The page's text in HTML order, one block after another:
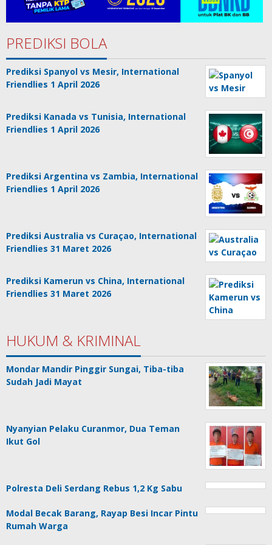
PREDIKSI BOLA
Prediksi Spanyol vs Mesir, International
Friendlies 1 April 2026
Prediksi Kanada vs Tunisia, International
Friendlies 1 April 2026
Prediksi Argentina vs Zambia, International
Friendlies 1 April 2026
Prediksi Australia vs Curaçao, International
Friendlies 31 Maret 2026
Prediksi Kamerun vs China, International
Friendlies 31 Maret 2026
HUKUM & KRIMINAL
Mondar Mandir Pinggir Sungai, Tiba-tiba
Sudah Jadi Mayat
Nyanyian Pelaku Curanmor, Dua Teman
Ikut Gol
Polresta Deli Serdang Rebus 1,2 Kg Sabu
Modal Becak Barang, Rayap Besi Incar Pintu
Rumah Warga